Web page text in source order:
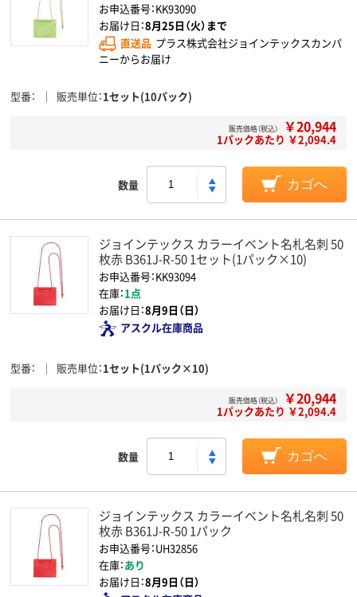
お申込番号：KK93090
お届け日：8月25日（火）まで
直送品 プラス株式会社ジョインテックスカンパ
ニーからお届け
型番 販売単位 1セット(10パック)
販売価格（税込） ￥20,944
1パックあたり ￥2,094.4
数量 カゴへ
ジョインテックス カラーイベント名札名刺 50
枚赤 B361J-R-50 1セット(1パック×10)
お申込番号：KK93094
在庫：1点
お届け日：8月9日（日）
アスクル在庫商品
型番 販売単位 1セット(1パック×10)
販売価格（税込） ￥20,944
1パックあたり ￥2,094.4
数量 カゴへ
ジョインテックス カラーイベント名札名刺 50
枚赤 B361J-R-50 1パック
お申込番号：UH32856
在庫：あり
お届け日：8月9日（日）